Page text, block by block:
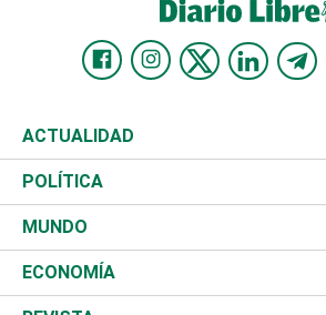
ACTUALIDAD
Nacional
Ciudad
Educación
POLÍTICA
Partidos
JCE
MUNDO
Estados Unidos
ECONOMÍA